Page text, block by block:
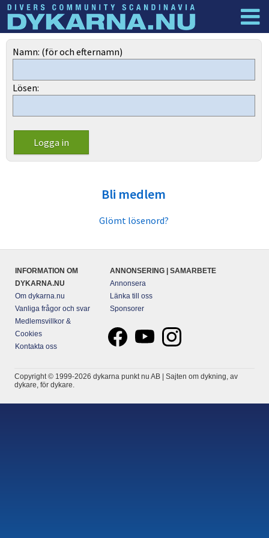
Dyknyheter
Namn: (för och efternamn)
Lösen:
Bli medlem
Glömt lösenord?
INFORMATION OM
DYKARNA.NU
Om dykarna.nu
Vanliga frågor och svar
Medlemsvillkor &
Cookies
Kontakta oss
ANNONSERING | SAMARBETE
Annonsera
Länka till oss
Sponsorer
Copyright © 1999-2026 dykarna punkt nu AB | Sajten om dykning, av
dykare, för dykare.